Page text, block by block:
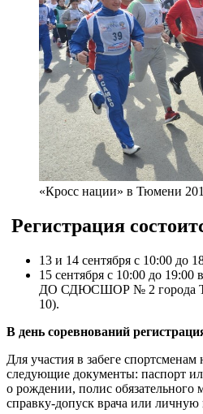
«Кросс нации» в Тюмени
Регистрация
13 и 14 сентября с 10:00 до
15 сентября с 10:00 до
ДО СДЮСШОР № 2 города
10).
В день соревнований
Для участия в забеге
следующие документы: паспорт
о рождении, полис обязательного
справку-допуск врача или